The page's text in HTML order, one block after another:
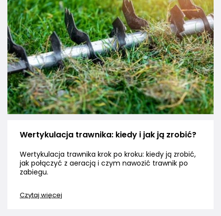
Wertykulacja trawnika: kiedy i jak ją zrobić?
Wertykulacja trawnika krok po kroku: kiedy ją zrobić,
jak połączyć z aeracją i czym nawozić trawnik po
zabiegu.
Czytaj więcej